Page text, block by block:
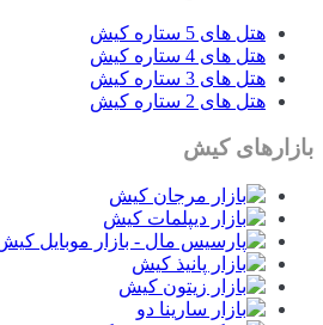
هتل های 5 ستاره کیش
هتل های 4 ستاره کیش
هتل های 3 ستاره کیش
هتل های 2 ستاره کیش
بازارهای کیش